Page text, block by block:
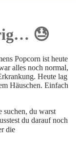
😓
Popcorn ist heute
alles noch normal,
Heute lag
Häuschen. Einfach
suchen, du warst
du darauf noch
die